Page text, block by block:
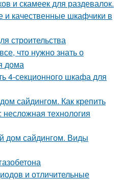
и скамеек для раздевалок.
качественные шкафчики в
строительства
что нужно знать о
дома
4-секционного шкафа для
сайдингом. Как крепить
несложная технология
дом сайдингом. Виды
и отличительные